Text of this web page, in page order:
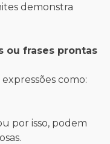
demonstra
ou frases prontas
como:
por isso, podem